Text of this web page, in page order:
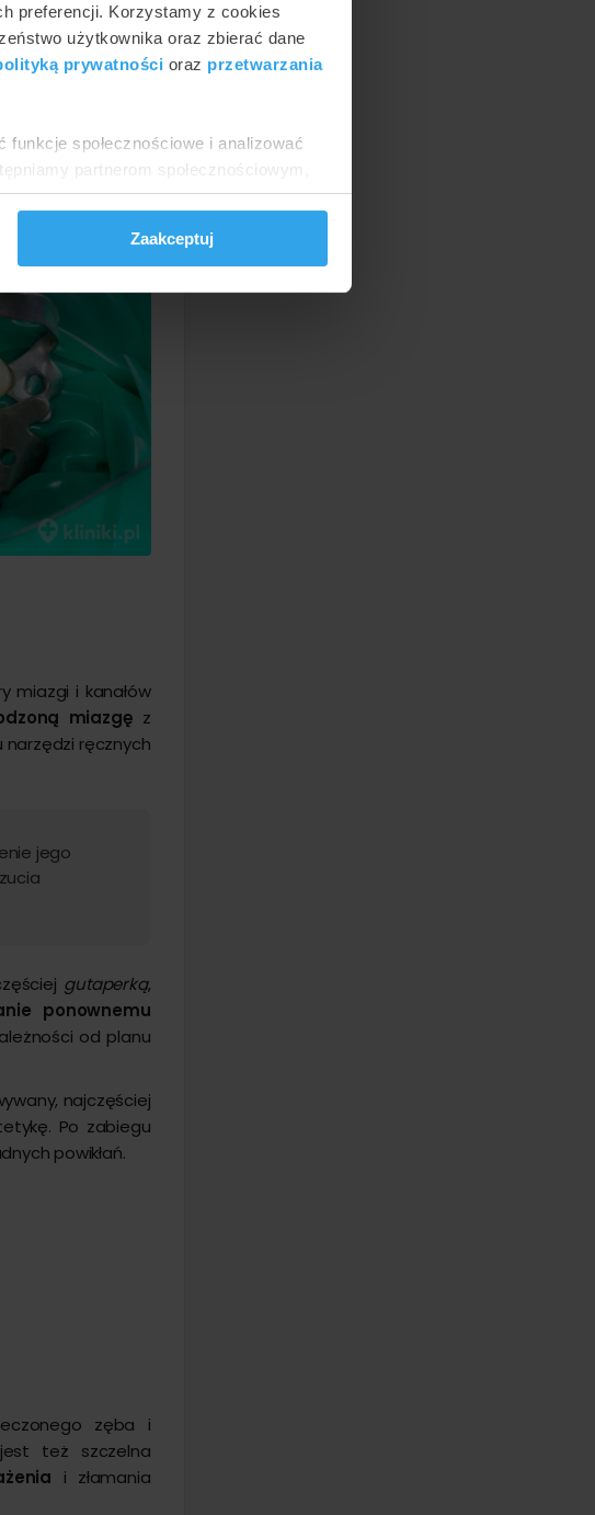
preferencji. Korzystamy z cookies
użytkownika oraz zbierać dane
prywatności oraz przetwarzania
społecznościowe i analizować
partnerom społecznościowym,
otrzymanymi od Ciebie lub
Zaakceptuj
bakteriom
kanały
i zwiększenia
miazgi i kanałów
miazgę z
narzędzi ręcznych
jego
gutaperką,
ponownemu
od planu
najczęściej
Po zabiegu
powikłań.
zęba i
też szczelna
i złamania